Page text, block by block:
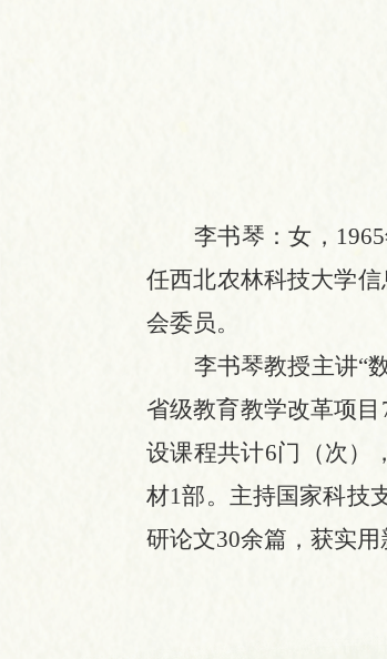
李书琴：女，
任西北农林科技大学
会委员。
李书琴教授主讲“
省级教育教学改革项
设课程共计6门（次）
材1部。主持国家科技
研论文30余篇，获实